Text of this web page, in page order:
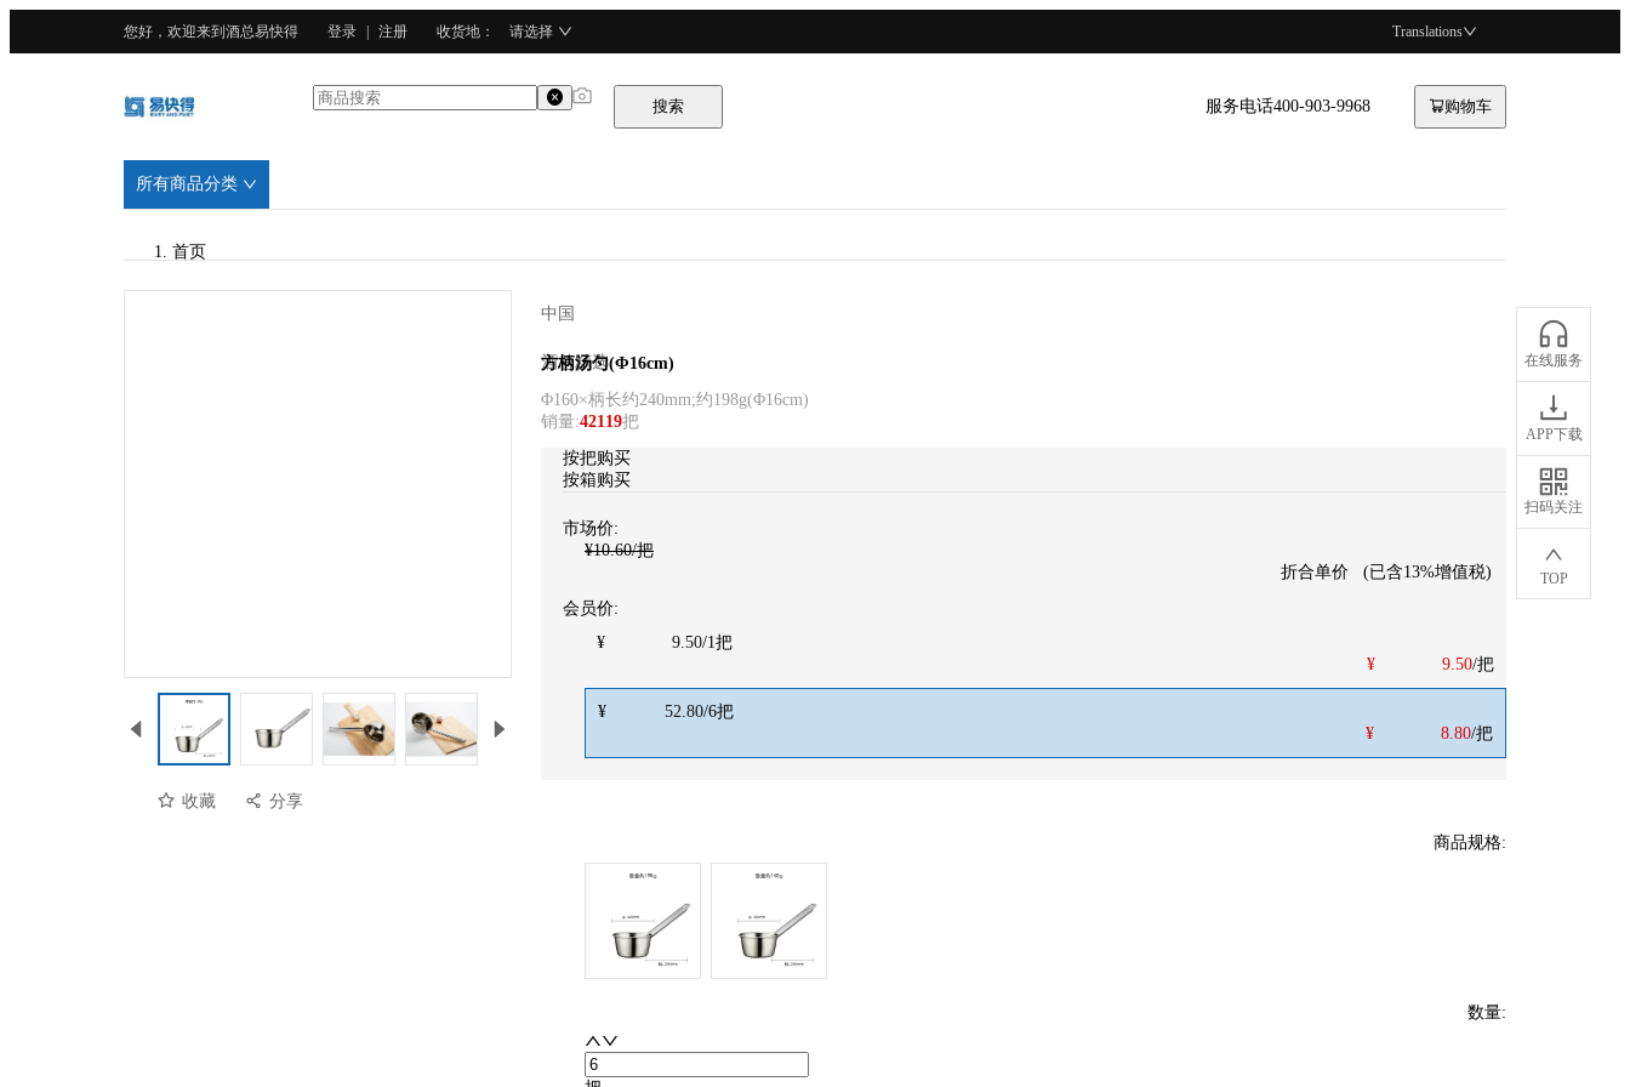
您好，欢迎来到酒总易快得 登录 注册 收货地 ： 请选择 Translations
搜索 服务电话400-903-9968 购物车
所有商品分类
在线服务
APP下载
扫码关注
TOP
首页
收藏 分享
中国
酒总精选
方柄汤勺(Φ16cm)
Φ160×柄长约240mm;约198g(Φ16cm)
销量:42119把
按把购买
按箱购买
市场价:
¥10.60/把
折合单价
(已含13%增值税)
会员价:
¥
9.50/1把
¥
9.50/把
¥ 52.80/6把
¥
8.80/把
商品规格:
数量: